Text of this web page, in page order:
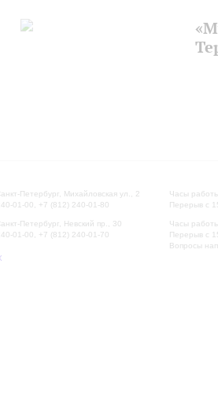
Петербург, Михайловская ул., 2
01-00, +7 (812) 240-01-80
Петербург, Невский пр., 30
01-00, +7 (812) 240-01-70
Часы
Перерыв с
Часы
Перерыв с
Вопросы